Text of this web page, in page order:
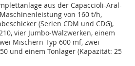
aus der Capaccioli-Aral-
von 160 t/h,
(Serien CDM und CDG),
vier Jumbo-Walzwerken, einem
Mischern Typ 600 mf, zwei
und einem Tonlager (Kapazität: 25